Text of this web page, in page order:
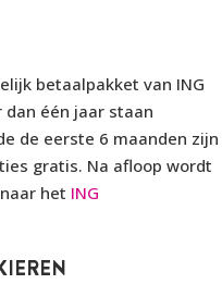
betaalpakket van ING
één jaar staan
de eerste 6 maanden zijn
gratis. Na afloop wordt
het ING